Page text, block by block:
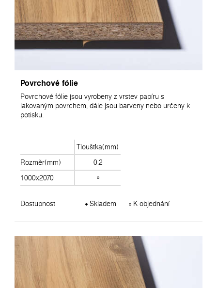
Povrchové fólie
Povrchové fólie jsou vyrobeny z vrstev papíru s
lakovaným povrchem, dále jsou barveny nebo určeny k
potisku.
Tloušťka(mm)
Rozměr(mm)
0.2
1000x2070
Dostupnost Skladem K objednání